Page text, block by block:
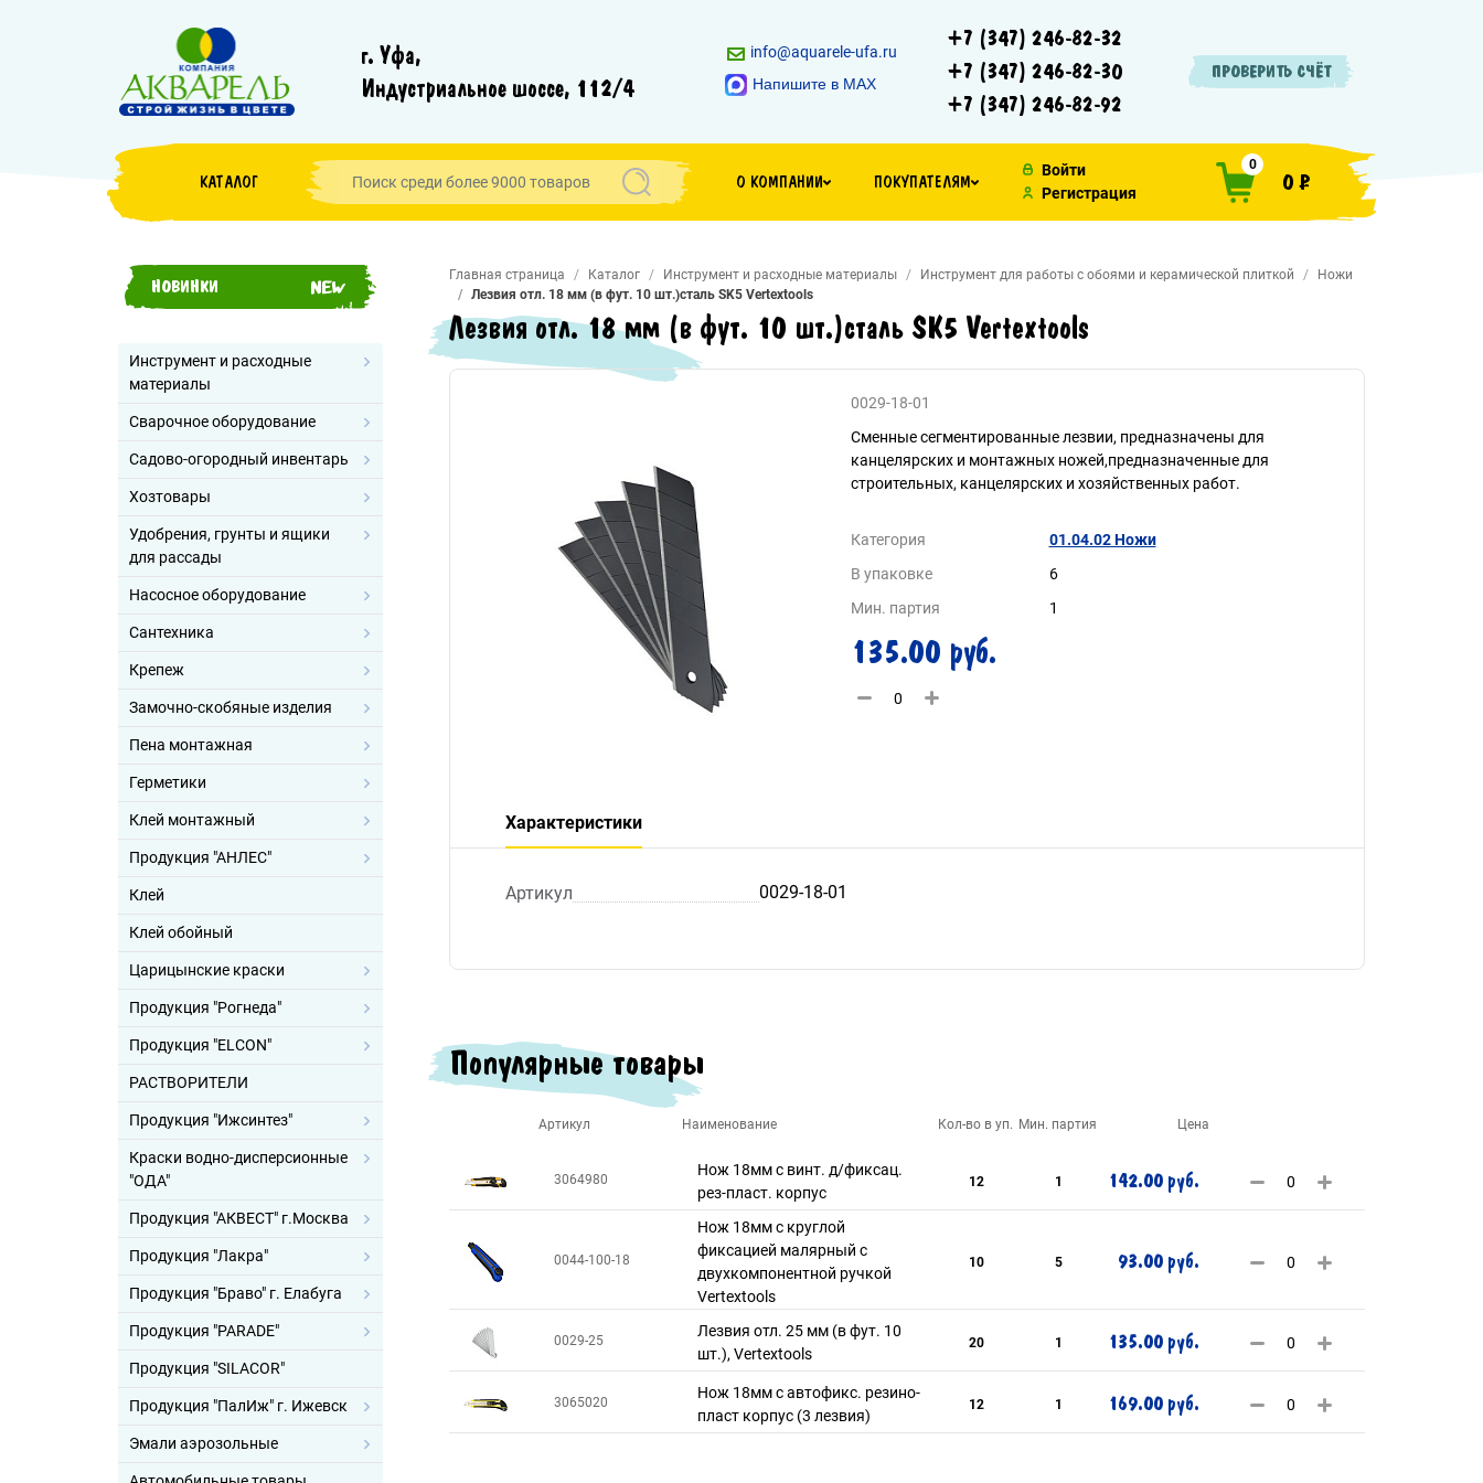
г. Уфа,
Индустриальное шоссе, 112/4
info@aquarele-ufa.ru
Напишите в MAX
+7 (347) 246-82-32
+7 (347) 246-82-30
+7 (347) 246-82-92
ПРОВЕРИТЬ СЧЁТ
КАТАЛОГ О КОМПАНИИ ПОКУПАТЕЛЯМ
Войти
Регистрация
0
0 ₽
НОВИНКИ
Инструмент и расходные
материалы
Сварочное оборудование
Садово-огородный инвентарь
Хозтовары
Удобрения, грунты и ящики
для рассады
Насосное оборудование
Сантехника
Крепеж
Замочно-скобяные изделия
Пена монтажная
Герметики
Клей монтажный
Продукция "АНЛЕС"
Клей
Клей обойный
Царицынские краски
Продукция "Рогнеда"
Продукция "ELCON"
РАСТВОРИТЕЛИ
Продукция "Ижсинтез"
Краски водно-дисперсионные
"ОДА"
Продукция "АКВЕСТ" г.Москва
Продукция "Лакра"
Продукция "Браво" г. Елабуга
Продукция "PARADE"
Продукция "SILACOR"
Продукция "ПалИж" г. Ижевск
Эмали аэрозольные
Главная страница Каталог Инструмент и расходные материалы Инструмент для работы с обоями и керамической плиткой
Ножи
Лезвия отл. 18 мм (в фут. 10 шт.)сталь SK5 Vertextools
Лезвия отл. 18 мм (в фут. 10 шт.)сталь SK5 Vertextools
0029-18-01
Сменные сегментированные лезвии, предназначены для
канцелярских и монтажных ножей,предназначенные для
строительных, канцелярских и хозяйственных работ.
Категория
01.04.02 Ножи
В упаковке
6
Мин. партия
1
135.00 руб.
Характеристики
Артикул 0029-18-01
Популярные товары
Артикул Наименование Кол-во в уп. Мин. партия Цена
3064980
Нож 18мм с винт. д/фиксац.
рез-пласт. корпус
12 1 142.00 руб.
0044-100-18
Нож 18мм с круглой
фиксацией малярный c
двухкомпонентной ручкой
Vertextools
10 5 93.00 руб.
0029-25
Лезвия отл. 25 мм (в фут. 10
шт.), Vertextools
20 1 135.00 руб.
3065020
Нож 18мм с автофикс. резино-
пласт корпус (3 лезвия)
12 1 169.00 руб.